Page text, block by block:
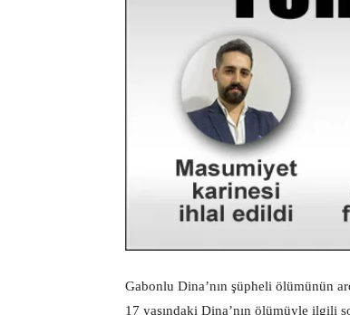
Gabonlu Dina’nın şüpheli ölümünün
17 yaşındaki Dina’nın ölümüyle ilgili